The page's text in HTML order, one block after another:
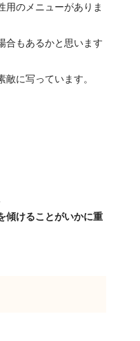
用のメニューがありま
合もあるかと思います
に写っています。
傾けることがいかに重